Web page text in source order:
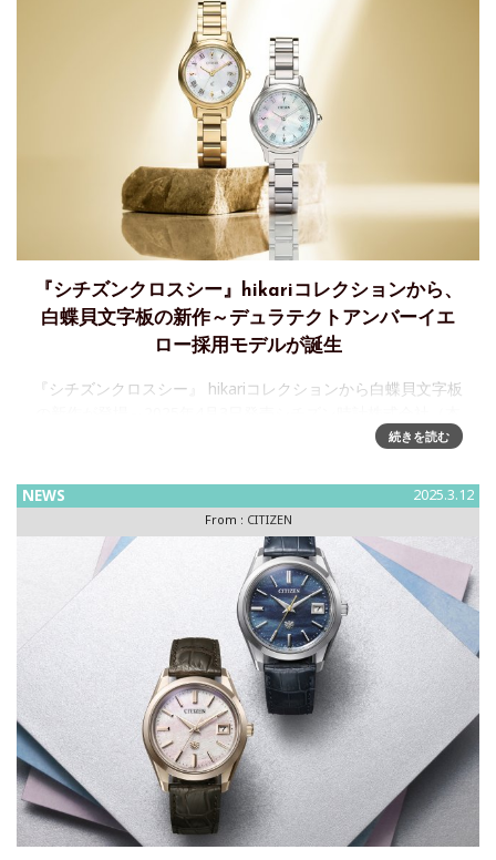
『シチズンクロスシー』hikariコレクションから、
白蝶貝文字板の新作～デュラテクトアンバーイエ
ロー採用モデルが誕生
『シチズンクロスシー』 hikariコレクションから白蝶貝文字板
社：東京都⻄東京市∕社⻑：佐藤敏彦）は、上品で凛としたデ
続きを読む
NEWS 2025.3.12
From : CITIZEN